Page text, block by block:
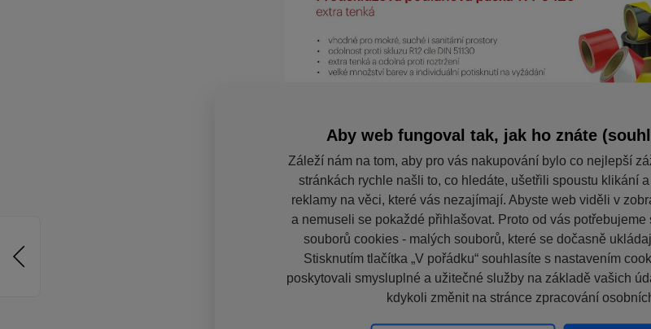
Aby web fungoval tak, jak ho znáte
Záleží nám na tom, aby pro vás nakupování bylo co nejlepší
stránkách rychle našli to, co hledáte, ušetřili spoustu klikání
reklamy na věci, které vás nezajímají. Abyste web viděli v
a nemuseli se pokaždé přihlašovat. Proto od vás
souborů cookies - malých souborů, které se dočasně
Stisknutím tlačítka „V pořádku“ souhlasíte s nastavením
poskytovali smysluplné a užitečné služby na základě vašich
kdykoli změnit na stránce zpracování